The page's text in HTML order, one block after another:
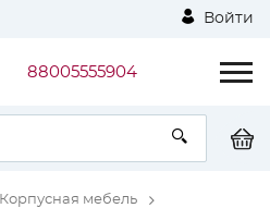
Войти
88005555904
Корпусная мебель